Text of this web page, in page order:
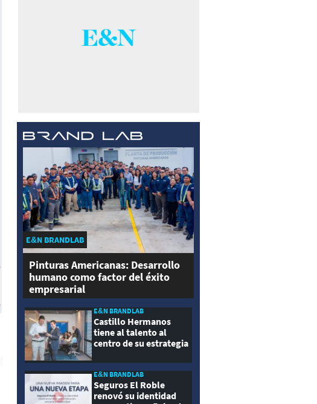
E&N BRANDLAB
Pinturas Americanas: Desarrollo
humano como factor del éxito
empresarial
E&N BRANDLAB
Castillo Hermanos
tiene al talento al
centro de su estrategia
E&N BRANDLAB
Seguros El Roble
renovó su identidad